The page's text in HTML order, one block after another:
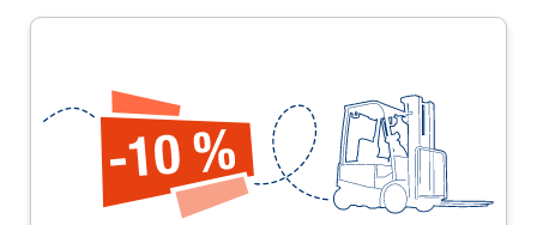
larghezza variabile fino a 3.500 mm. È disponibile in
due varianti: con telecomando classico oppure con
controllo tramite app per la massima flessibilità. Grazie
alla struttura resistente alle intemperie (IP54) e al
motore potente, questa sbarra è perfetta per un utilizzo